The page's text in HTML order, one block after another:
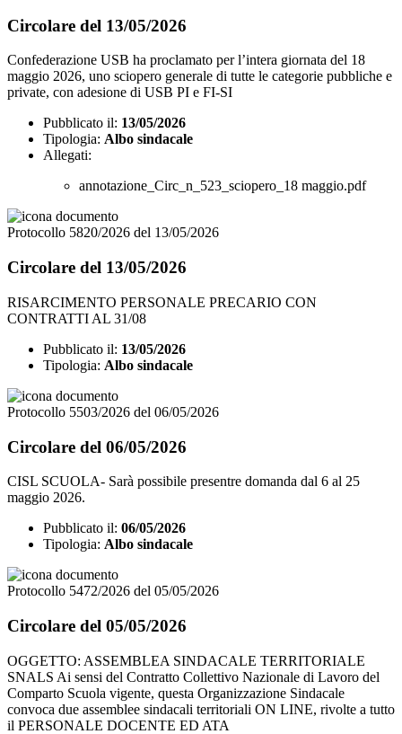
Circolare del 13/05/2026
Confederazione USB ha proclamato per l’intera giornata del 18
maggio 2026, uno sciopero generale di tutte le categorie pubbliche e
private, con adesione di USB PI e FI-SI
Pubblicato il: 13/05/2026
Tipologia: Albo sindacale
Allegati:
annotazione_Circ_n_523_sciopero_18 maggio.pdf
Protocollo 5820/2026 del 13/05/2026
Circolare del 13/05/2026
RISARCIMENTO PERSONALE PRECARIO CON
CONTRATTI AL 31/08
Pubblicato il: 13/05/2026
Tipologia: Albo sindacale
Protocollo 5503/2026 del 06/05/2026
Circolare del 06/05/2026
CISL SCUOLA- Sarà possibile presentre domanda dal 6 al 25
maggio 2026.
Pubblicato il: 06/05/2026
Tipologia: Albo sindacale
Protocollo 5472/2026 del 05/05/2026
Circolare del 05/05/2026
OGGETTO: ASSEMBLEA SINDACALE TERRITORIALE
SNALS Ai sensi del Contratto Collettivo Nazionale di Lavoro del
Comparto Scuola vigente, questa Organizzazione Sindacale
convoca due assemblee sindacali territoriali ON LINE, rivolte a tutto
il PERSONALE DOCENTE ED ATA